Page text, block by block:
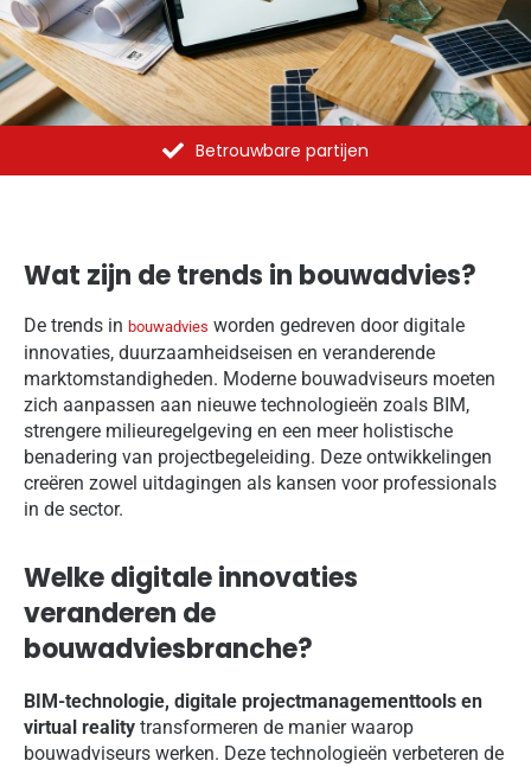
Betrouwbare partijen
Wat zijn de trends in bouwadvies?
De trends in bouwadvies worden gedreven door digitale
innovaties, duurzaamheidseisen en veranderende
marktomstandigheden. Moderne bouwadviseurs moeten
zich aanpassen aan nieuwe technologieën zoals BIM,
strengere milieuregelgeving en een meer holistische
benadering van projectbegeleiding. Deze ontwikkelingen
creëren zowel uitdagingen als kansen voor professionals
in de sector.
Welke digitale innovaties
veranderen de
bouwadviesbranche?
BIM-technologie, digitale projectmanagementtools en
virtual reality transformeren de manier waarop
bouwadviseurs werken. Deze technologieën verbeteren de